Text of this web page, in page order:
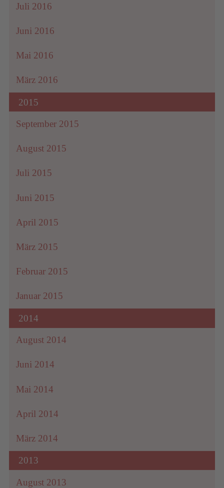
Juli 2016
Juni 2016
Mai 2016
März 2016
2015
September 2015
August 2015
Juli 2015
Juni 2015
April 2015
März 2015
Februar 2015
Januar 2015
2014
August 2014
Juni 2014
Mai 2014
April 2014
März 2014
2013
August 2013